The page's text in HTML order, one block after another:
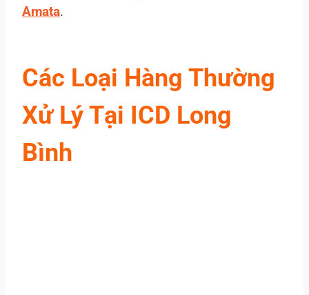
Amata.
Các Loại Hàng Thường
Xử Lý Tại ICD Long
Bình